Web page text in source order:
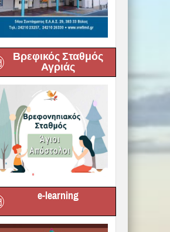
Βρεφικός Σταθμός
Αγριάς
e-learning